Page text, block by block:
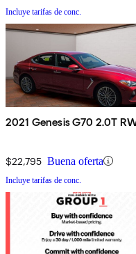
Incluye tarifas de conc.
2021 Genesis G70 2.0T
$22,795 Buena oferta
Incluye tarifas de conc.